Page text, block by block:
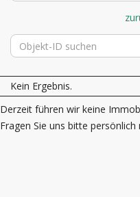
Kein Ergebnis.
Derzeit führen wir keine
Fragen Sie uns bitte